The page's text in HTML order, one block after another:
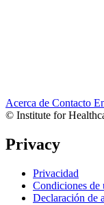
Acerca de Contacto
© Institute for
Privacy
Privacidad
Condiciones de
Declaración de